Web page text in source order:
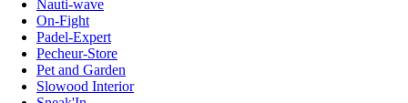
Nauti-wave
On-Fight
Padel-Expert
Pecheur-Store
Pet and Garden
Slowood Interior